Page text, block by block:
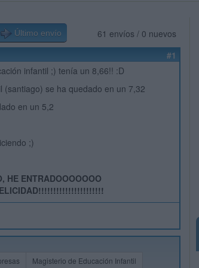
61 envíos / 0 nuevos
Último envío
#1
infantil ;) tenía un 8,66!! :D
(santiago) se ha quedado en un 7,32
en un 5,2
;)
HE ENTRADOOOOOOO
FELICIDAD!!!!!!!!!!!!!!!!!!!!!!
Magisterio de Educación Infantil